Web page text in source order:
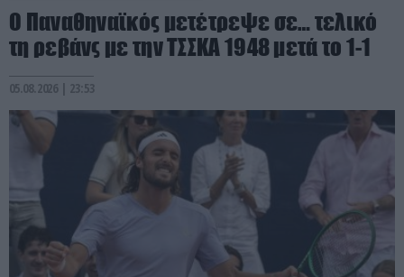
Ο Παναθηναϊκός μετέτρεψε σε… τελικό
τη ρεβάνς με την ΤΣΣΚΑ 1948 μετά το 1-1
05.08.2026 | 23:53